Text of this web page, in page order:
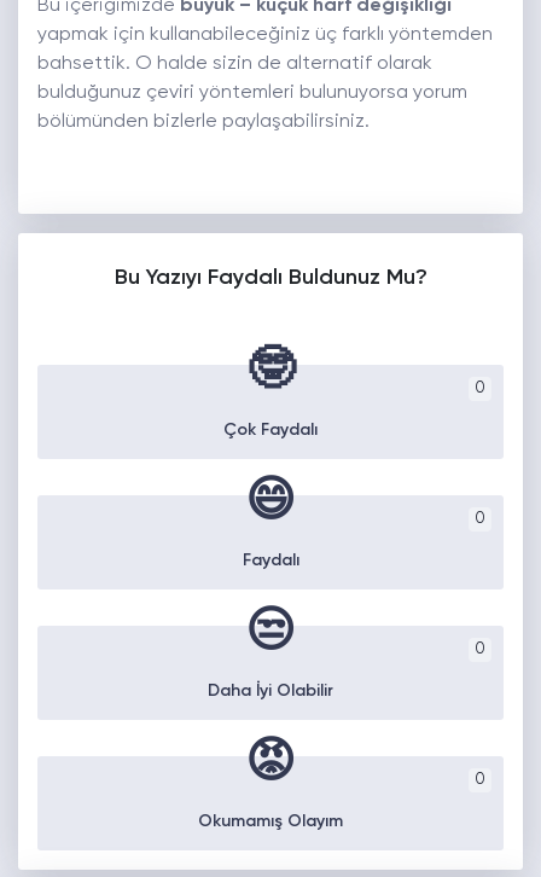
Bu içeriğimizde büyük – küçük harf değişikliği
yapmak için kullanabileceğiniz üç farklı yöntemden
bahsettik. O halde sizin de alternatif olarak
bulduğunuz çeviri yöntemleri bulunuyorsa yorum
bölümünden bizlerle paylaşabilirsiniz.
Bu Yazıyı Faydalı Buldunuz Mu?
0
🤓
Çok Faydalı
0
😄
Faydalı
0
😒
Daha İyi Olabilir
0
😡
Okumamış Olayım